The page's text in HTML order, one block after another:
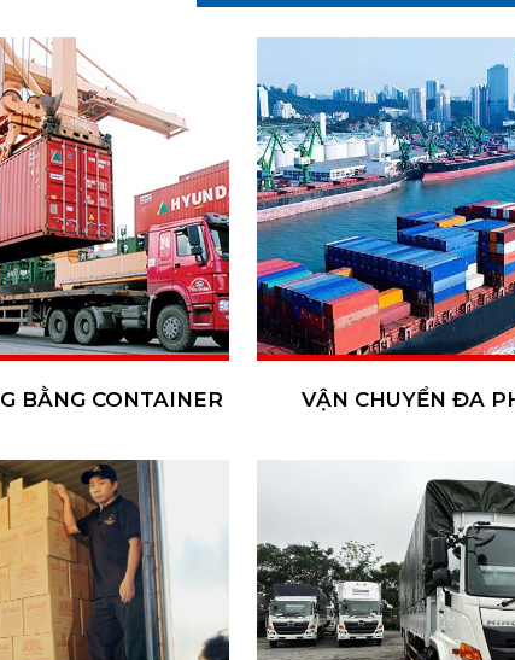
BẰNG CONTAINER VẬN CHUYỂN ĐA